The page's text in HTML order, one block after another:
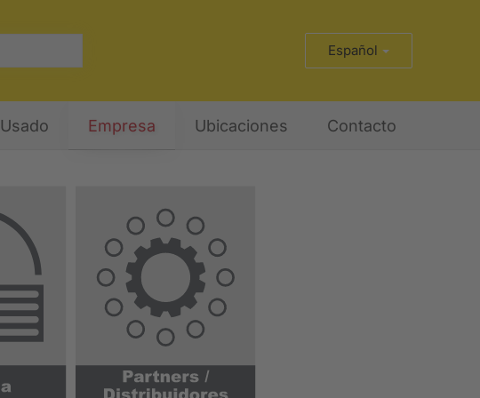
Español
Usado Empresa Ubicaciones Contacto